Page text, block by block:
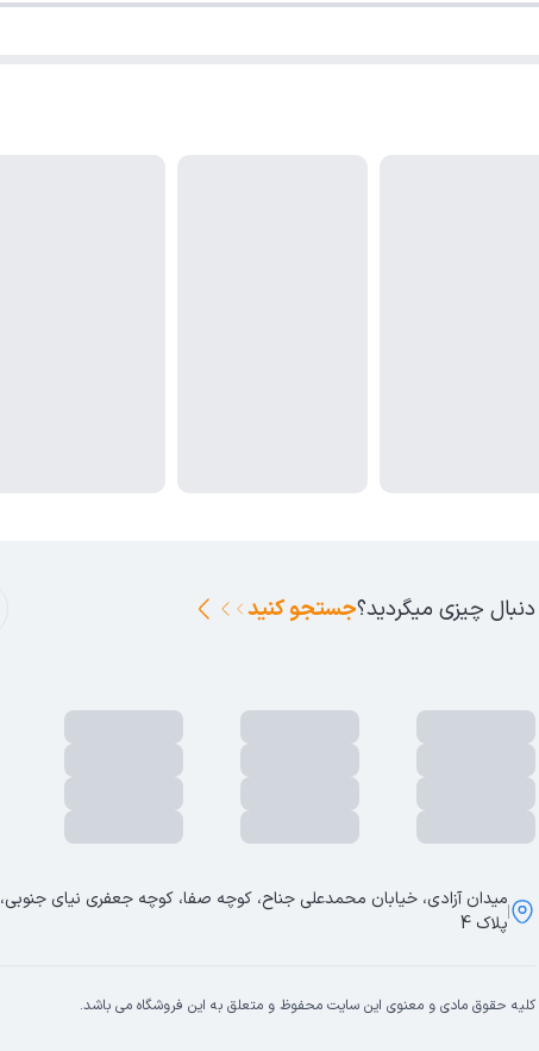
دنبال چیزی میگردید؟جستجو کنید
میدان آزادی، خیابان محمدعلی جناح، کوچه صفا، کوچه جعفری نیای جنوبی،
پلاک 4
کلیه حقوق مادی و معنوی این سایت محفوظ و متعلق به این فروشگاه می باشد.